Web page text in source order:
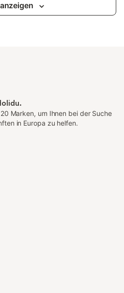
Marken, um Ihnen bei der Suche
in Europa zu helfen.